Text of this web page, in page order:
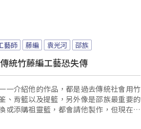
藝師 藤編 袁光河 邵族
統竹藤編工藝恐失傳
一介紹他的作品，都是過去傳統社會用竹
、背籃以及提籃，另外像是邵族最重要的
或添購祖靈籃，都會請他製作，但現在因